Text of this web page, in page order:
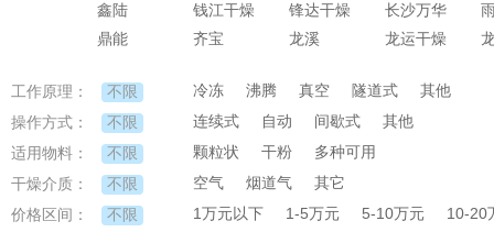
鑫陆
钱江干燥 锋达干燥 长沙万华
鼎能
齐宝 龙溪 龙运干燥
工作原理： 不限 冷冻 沸腾 真空 隧道式 其他
操作方式： 不限 连续式 自动 间歇式 其他
适用物料： 不限 颗粒状 干粉 多种可用
干燥介质： 不限 空气 烟道气 其它
价格区间： 不限 1万元以下 1-5万元 5-10万元
10-20